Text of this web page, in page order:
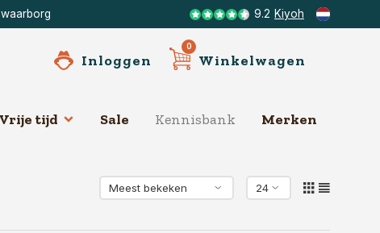
9.2 Kiyoh
Inloggen
0
Winkelwagen
tijd Sale Kennisbank Merken